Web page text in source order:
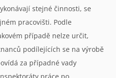
stejné činnosti, se
pracovišti. Podle
případě nelze určit,
podílejících se na výrobě
za případné vady
práce po